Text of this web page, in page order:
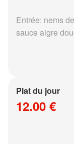
Entrée: nems
sauce aigre
Plat du jour
12.00 €